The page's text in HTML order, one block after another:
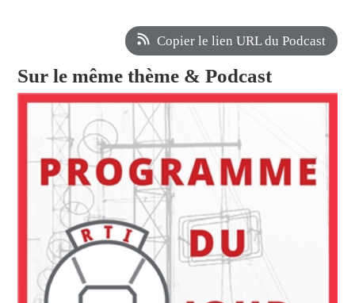
Copier le lien URL du Podcast
Sur le même thème & Podcast